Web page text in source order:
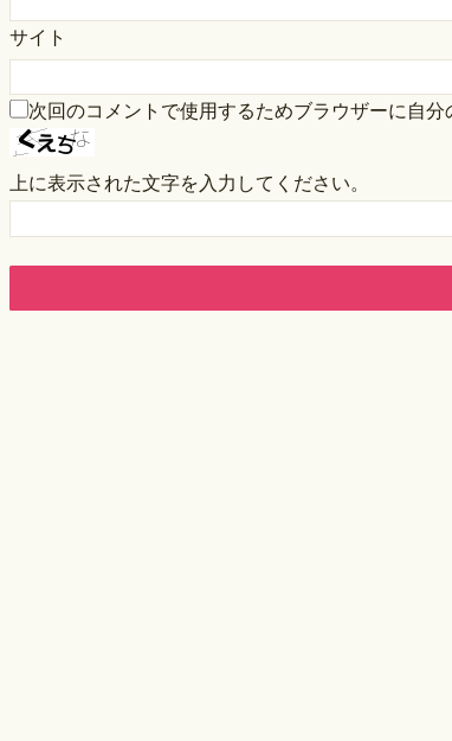
サイト
次回のコメントで使用するためブラウザーに自
上に表示された文字を入力してください。